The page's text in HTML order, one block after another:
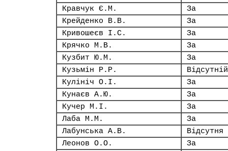
Кравчук Є.М.
За
Крейденко В.В.
За
Кривошеєв І.С.
За
Крячко М.В.
За
Кузбит Ю.М.
За
Кузьмін Р.Р.
Відсутній
Кулініч О.І.
За
Кунаєв А.Ю.
За
Кучер М.І.
За
Лаба М.М.
За
Лабунська А.В.
Відсутня
Леонов О.О.
За